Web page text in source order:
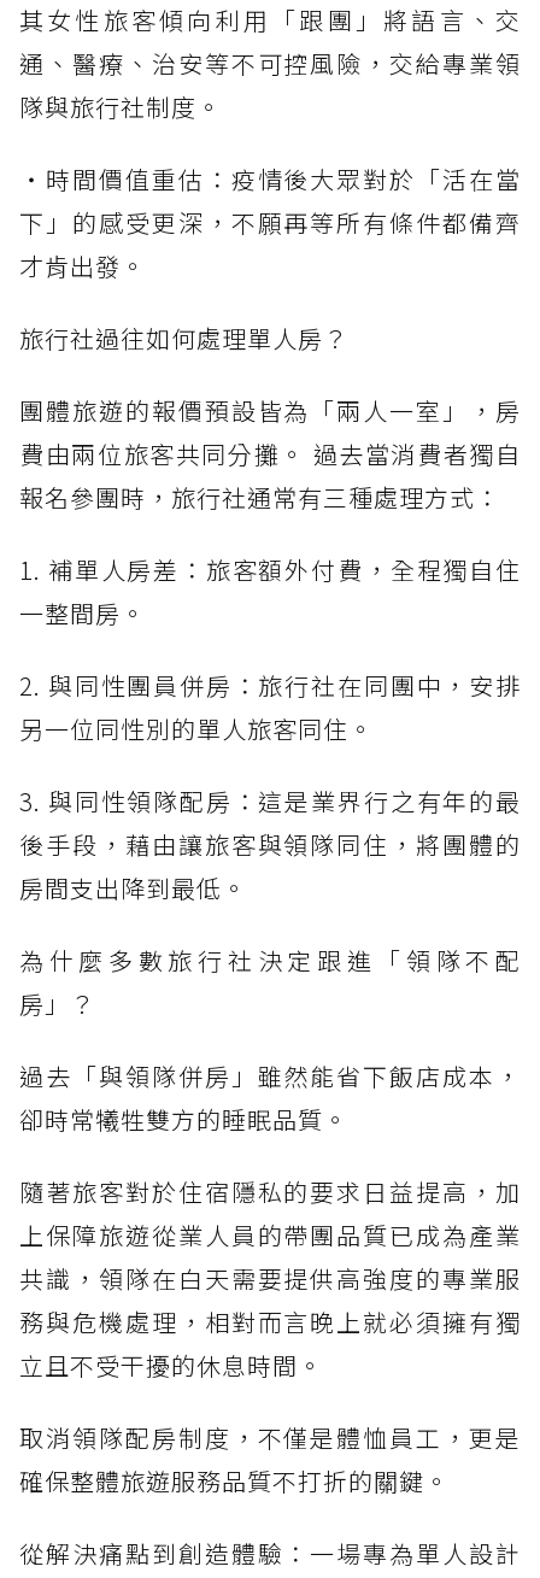
其女性旅客傾向利用「跟團」將語言、交
通、醫療、治安等不可控風險，交給專業領
隊與旅行社制度。
・時間價值重估：疫情後大眾對於「活在當
下」的感受更深，不願再等所有條件都備齊
才肯出發。
旅行社過往如何處理單人房？
團體旅遊的報價預設皆為「兩人一室」，房
費由兩位旅客共同分攤。 過去當消費者獨自
報名參團時，旅行社通常有三種處理方式：
1. 補單人房差：旅客額外付費，全程獨自住
一整間房。
2. 與同性團員併房：旅行社在同團中，安排
另一位同性別的單人旅客同住。
3. 與同性領隊配房：這是業界行之有年的最
後手段，藉由讓旅客與領隊同住，將團體的
房間支出降到最低。
為什麼多數旅行社決定跟進「領隊不配
房」？
過去「與領隊併房」雖然能省下飯店成本，
卻時常犧牲雙方的睡眠品質。
隨著旅客對於住宿隱私的要求日益提高，加
上保障旅遊從業人員的帶團品質已成為產業
共識，領隊在白天需要提供高強度的專業服
務與危機處理，相對而言晚上就必須擁有獨
立且不受干擾的休息時間。
取消領隊配房制度，不僅是體恤員工，更是
確保整體旅遊服務品質不打折的關鍵。
從解決痛點到創造體驗：一場專為單人設計